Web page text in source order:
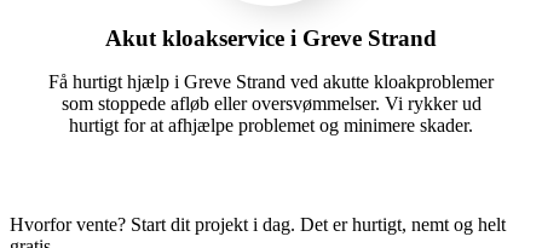
Akut kloakservice i Greve Strand
Få hurtigt hjælp i Greve Strand ved akutte kloakproblemer
som stoppede afløb eller oversvømmelser. Vi rykker ud
hurtigt for at afhjælpe problemet og minimere skader.
Hvorfor vente? Start dit projekt i dag. Det er hurtigt, nemt og helt